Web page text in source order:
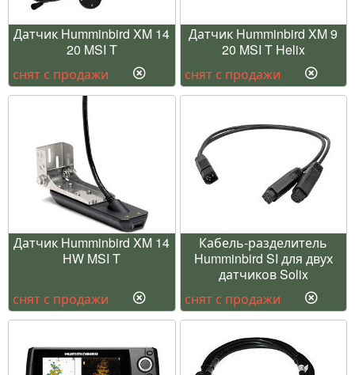
Датчик Humminbird XM 14
20 MSI T
снят с продажи
Датчик Humminbird XM 9
20 MSI T Helix
снят с продажи
Датчик Humminbird XM 14
HW MSI T
снят с продажи
Кабель-разделитель
Humminbird SI для двух
датчиков Solix
снят с продажи